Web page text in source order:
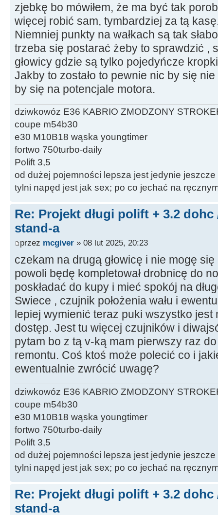
zjebkę bo mówiłem, że ma być tak
więcej robić sam, tymbardziej za tą
Niemniej punkty na wałkach są tak
trzeba się postarać żeby to sprawdzić ,
głowicy gdzie są tylko pojedyńcze
Jakby to zostało to pewnie nic by się nie
by się na potencjale motora.
dziwkowóz E36 KABRIO ZMODZONY
coupe m54b30
e30 M10B18 wąska youngtimer
fortwo 750turbo-daily
Polift 3,5
od dużej pojemności lepsza jest jedynie jeszcze
tylni napęd jest jak sex; po co jechać na
Re: Projekt długi polift + 3.2 dohc
stand-a
przez mcgiver » 08 lut 2025, 20:23
czekam na drugą głowicę i nie mogę
powoli będę kompletował drobnicę do
poskładać do kupy i mieć spokój na
Swiece , czujnik położenia wału i
lepiej wymienić teraz puki wszystko jest
dostęp. Jest tu więcej czujników i
pytam bo z tą v-ką mam pierwszy raz
remontu. Coś ktoś może polecić co i
ewentualnie zwrócić uwagę?
dziwkowóz E36 KABRIO ZMODZONY
coupe m54b30
e30 M10B18 wąska youngtimer
fortwo 750turbo-daily
Polift 3,5
od dużej pojemności lepsza jest jedynie jeszcze
tylni napęd jest jak sex; po co jechać na
Re: Projekt długi polift + 3.2 dohc
stand-a